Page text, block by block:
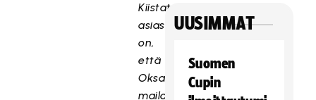
Kiistatonta
asiassa
on,
että
Oksasen
mailan
UUSIMMAT
Suomen
Cupin